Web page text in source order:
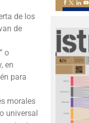
de los
de
o
en
para
morales
universal